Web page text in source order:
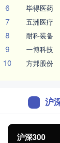
6 毕得医药
7 五洲医疗
8 耐科装备
9 一博科技
10 方邦股份
沪
沪深300